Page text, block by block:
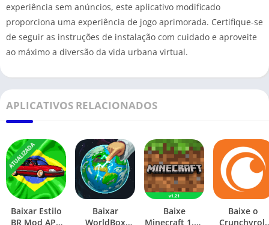
experiência sem anúncios, este aplicativo modificado
proporciona uma experiência de jogo aprimorada. Certifique-se
de seguir as instruções de instalação com cuidado e aproveite
ao máximo a diversão da vida urbana virtual.
APLICATIVOS RELACIONADOS
ATUALIZADA
Baixar Estilo
BR Mod APK
Baixar
WorldBox
Baixe
Minecraft 1.21
Baixe o
Crunchyroll